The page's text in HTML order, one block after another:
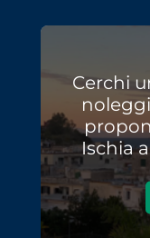
Cerchi
Ischia